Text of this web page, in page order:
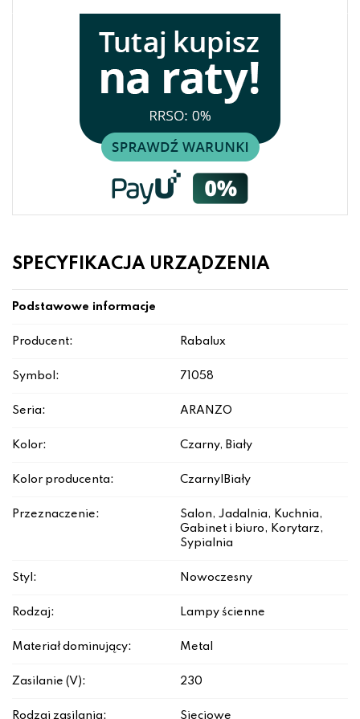
SPECYFIKACJA URZĄDZENIA
Podstawowe informacje
Producent: Rabalux
Symbol: 71058
Seria: ARANZO
Kolor: Czarny, Biały
Kolor producenta: Czarny|Biały
Przeznaczenie:
Salon, Jadalnia, Kuchnia,
Gabinet i biuro, Korytarz,
Sypialnia
Styl: Nowoczesny
Rodzaj: Lampy ścienne
Materiał dominujący: Metal
Zasilanie (V): 230
Rodzaj zasilania: Sieciowe